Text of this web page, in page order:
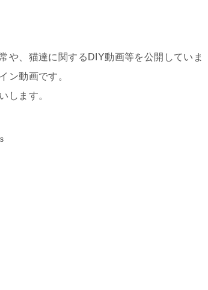
や、猫達に関するDIY動画等を公開していま
ン動画です。
します。